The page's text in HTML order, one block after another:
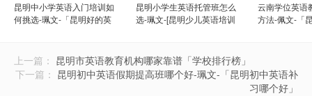
昆明中小学英语入门培训如
何挑选-珮文-「昆明好的英
昆明小学生英语托管班怎么
选-珮文-[昆明少儿英语培训
云南学位英语
方法-佩文-「
上一篇： 昆明市英语教育机构哪家靠谱「学校排行榜」
下一篇： 昆明初中英语假期提高班哪个好-珮文-「昆明初中英语补
习哪个好」